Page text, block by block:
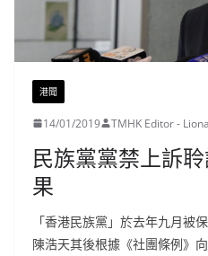
港聞
14/01/2019 TMHK Editor - Liona
民族黨黨禁上訴
果
「香港民族黨」於去年九月被
陳浩天其後根據《社團條例》